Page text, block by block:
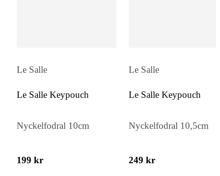
Le Salle
Le Salle Keypouch
Nyckelfodral 10cm
199 kr
Le Salle
Le Salle Keypouch
Nyckelfodral 10,5cm
249 kr